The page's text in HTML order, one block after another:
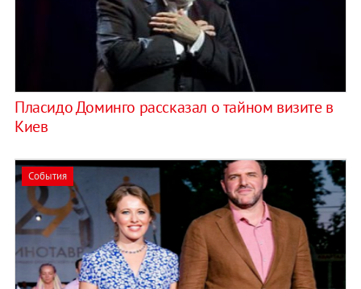
Пласидо Доминго рассказал о тайном визите в
Киев
События